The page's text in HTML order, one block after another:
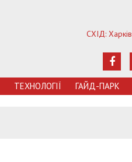
СХІД: Харків
ТЕХНОЛОГIЇ ГАЙД-ПАРК